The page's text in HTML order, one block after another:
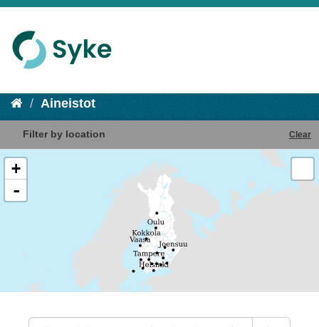
Aineistot
Filter by location Clear
+
-